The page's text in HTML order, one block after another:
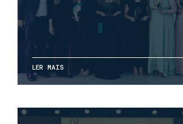
LER MAIS